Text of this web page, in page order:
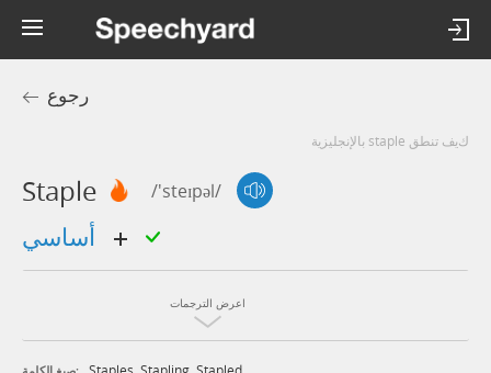
رجوع
كيف تنطق staple بالإنجليزية
Staple /'steɪpəl/
اعرض الترجمات